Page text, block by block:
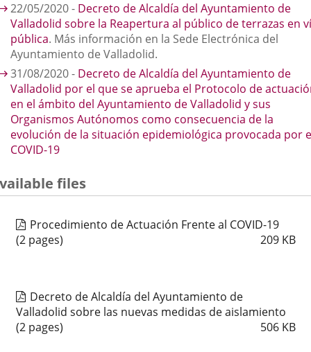
22/05/2020 - Decreto de Alcaldía del Ayuntamiento de
Valladolid sobre la Reapertura al público de terrazas en
pública. Más información en la Sede Electrónica del
Ayuntamiento de Valladolid.
31/08/2020 - Decreto de Alcaldía del Ayuntamiento de
Valladolid por el que se aprueba el Protocolo de
en el ámbito del Ayuntamiento de Valladolid y sus
Organismos Autónomos como consecuencia de la
evolución de la situación epidemiológica provocada por
COVID-19
files
Procedimiento de Actuación Frente al COVID-19
209 KB
(2 pages)
Decreto de Alcaldía del Ayuntamiento de
Valladolid sobre las nuevas medidas de aislamiento
506 KB
(2 pages)